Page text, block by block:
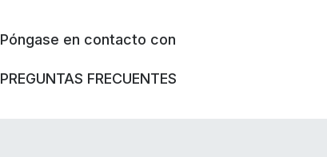
Póngase en contacto con
PREGUNTAS FRECUENTES